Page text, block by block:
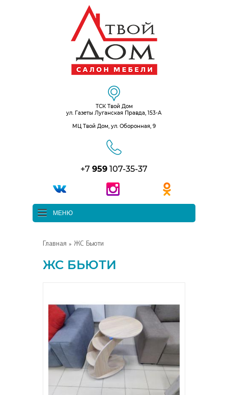
ТСК Твой Дом
ул. Газеты Луганская Правда, 153-А
МЦ Твой Дом, ул. Оборонная, 9
+7 959 107-35-37
МЕНЮ
Главная » ЖС Бьюти
ЖС БЬЮТИ